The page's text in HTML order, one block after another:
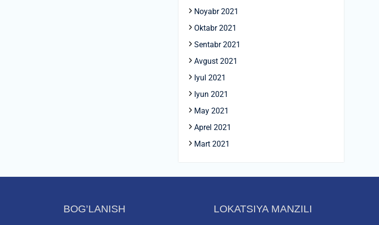
Noyabr 2021
Oktabr 2021
Sentabr 2021
Avgust 2021
Iyul 2021
Iyun 2021
May 2021
Aprel 2021
Mart 2021
BOG’LANISH LOKATSIYA MANZILI